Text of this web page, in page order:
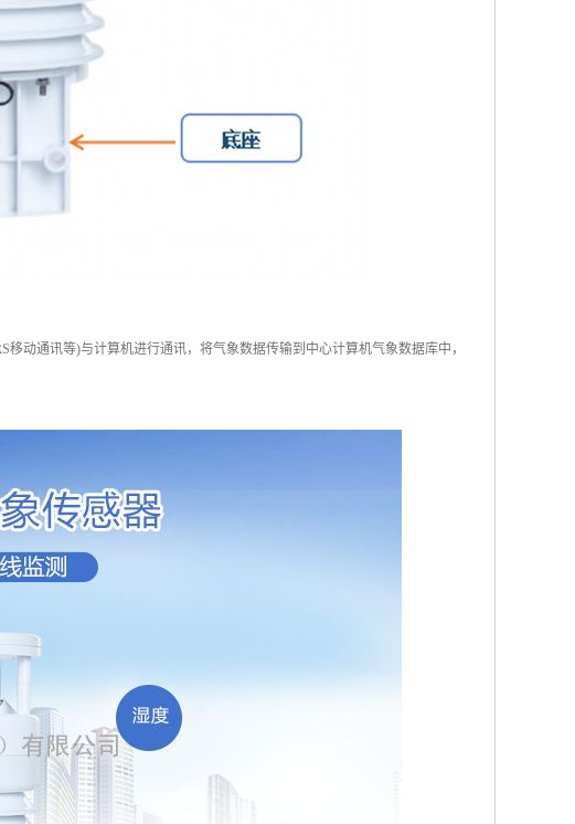
动通讯等)与计算机进行通讯，将气象数据传输到中心计算机气象数据库中，